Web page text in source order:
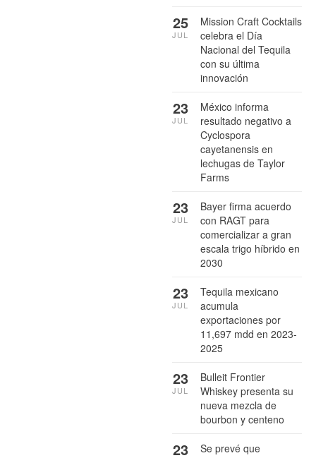
Mission Craft Cocktails
celebra el Día
Nacional del Tequila
con su última
innovación
25
JUL
México informa
resultado negativo a
Cyclospora
cayetanensis en
lechugas de Taylor
Farms
23
JUL
Bayer firma acuerdo
con RAGT para
comercializar a gran
escala trigo híbrido en
2030
23
JUL
Tequila mexicano
acumula
exportaciones por
11,697 mdd en 2023-
2025
23
JUL
Bulleit Frontier
Whiskey presenta su
nueva mezcla de
bourbon y centeno
23
JUL
Se prevé que
23